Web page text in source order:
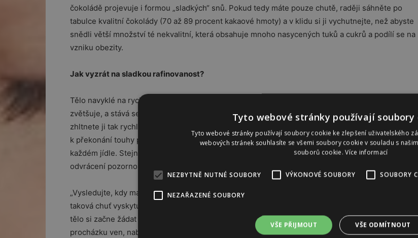
čokoládě projevuje i formou „sladkých“ snů. Pokud tedy máte pouze chutě, raději sáhněte po
tabulce kvalitní čokolády (70 až 89 procent kakaové hmoty) a v klidu si ji vychutnejte, než abyste
snědli větší množství té nekvalitní, která obsahuje mnoho nasycených tuků a cukrů a podílí se na
vzniku obezity.
Jak vyzrát na sladkou rafinovanost?
Tělo navyklé na rychlé jednoduché sacharidy se nenechá jen tak oblafnout. Odpíráním se chuť
zvětšuje, a stává se nesnesitelnou. Po čtyřech dnech se vrhnete na oblíbenou cukrovinku, a
zhltnete ji tak rychle jako nikdy. A přijdou výčitky. Spisovatelka Nancy Appleton tvrdí, že
k překonání touhy po sladkém pomůže i chuť zubní pasty, a navrhuje čistit si zuby okamžitě po
každém jídle. Stejnou roli může sehrát i žvýkačka. Psychologové zase doporučují strategii
odvrácení pozornosti: v okamžiku, kdy vás přepadne chuť na sladké, začněte něco dělat.
„Vysledujte, kdy máte během dne největší potřebu dát si něco dobrého a nezdravého. Obvykle se
taková chuť vyskytuje kolem 15. hodiny odpolední. Nižší produkce kortizolu navozuje pocit únavy a
tělo si začne žádat nabuzení cukrem. Zkuste ho ale přelstít a vydejte se alespoň na krátkou
procházku ven, nabijte se slunečními paprsky nebo si zacvičte,” radí výživová poradkyně Hana
Tyto webové stránky používají soubory
Tyto webové stránky používají soubory cookie ke zlepšení uživatelského
webových stránek souhlasíte se všemi soubory cookie v souladu s
souborů cookie.Více informací
NEZBYTNĚ NUTNÉ SOUBORY VÝKONOVÉ SOUBORY SOUBORY
NEZAŘAZENÉ SOUBORY
VŠE PŘIJMOUT VŠE ODMÍTNOUT